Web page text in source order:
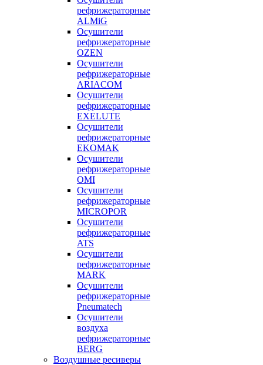
рефрижераторные
ALMiG
Осушители
рефрижераторные
OZEN
Осушители
рефрижераторные
ARIACOM
Осушители
рефрижераторные
EXELUTE
Осушители
рефрижераторные
EKOMAK
Осушители
рефрижераторные
OMI
Осушители
рефрижераторные
MICROPOR
Осушители
рефрижераторные
ATS
Осушители
рефрижераторные
MARK
Осушители
рефрижераторные
Pneumatech
Осушители
воздуха
рефрижераторные
BERG
Воздушные ресиверы